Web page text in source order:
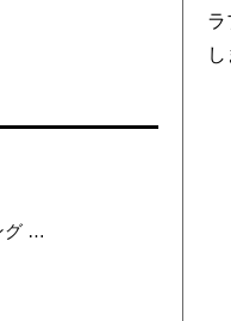
グ …
ラ
し